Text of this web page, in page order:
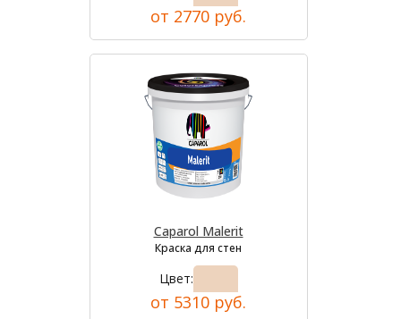
от 2770 руб.
Caparol Malerit
Краска для стен
Цвет:
от 5310 руб.